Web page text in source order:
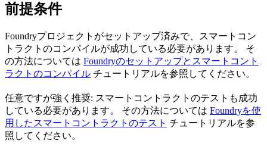
前提条件
Foundryプロジェクトがセットアップ済みで、スマートコン
トラクトのコンパイルが成功している必要があります。 そ
の方法については Foundryのセットアップとスマートコント
ラクトのコンパイル チュートリアルを参照してください。
任意ですが強く推奨: スマートコントラクトのテストも成功
している必要があります。 その方法については Foundryを使
用したスマートコントラクトのテスト チュートリアルを参
照してください。